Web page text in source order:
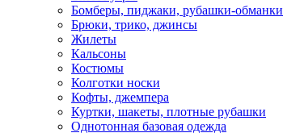
Бомберы, пиджаки, рубашки-обманки
Брюки, трико, джинсы
Жилеты
Кальсоны
Костюмы
Колготки носки
Кофты, джемпера
Куртки, шакеты, плотные рубашки
Однотонная базовая одежда